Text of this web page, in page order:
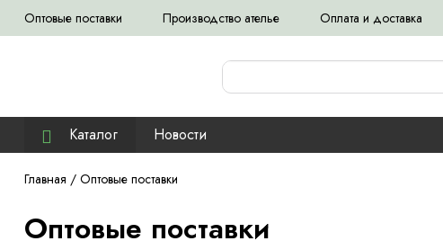
Оптовые поставки Производство ателье Оплата и доставка
Каталог Новости
Главная / Оптовые поставки
Оптовые поставки